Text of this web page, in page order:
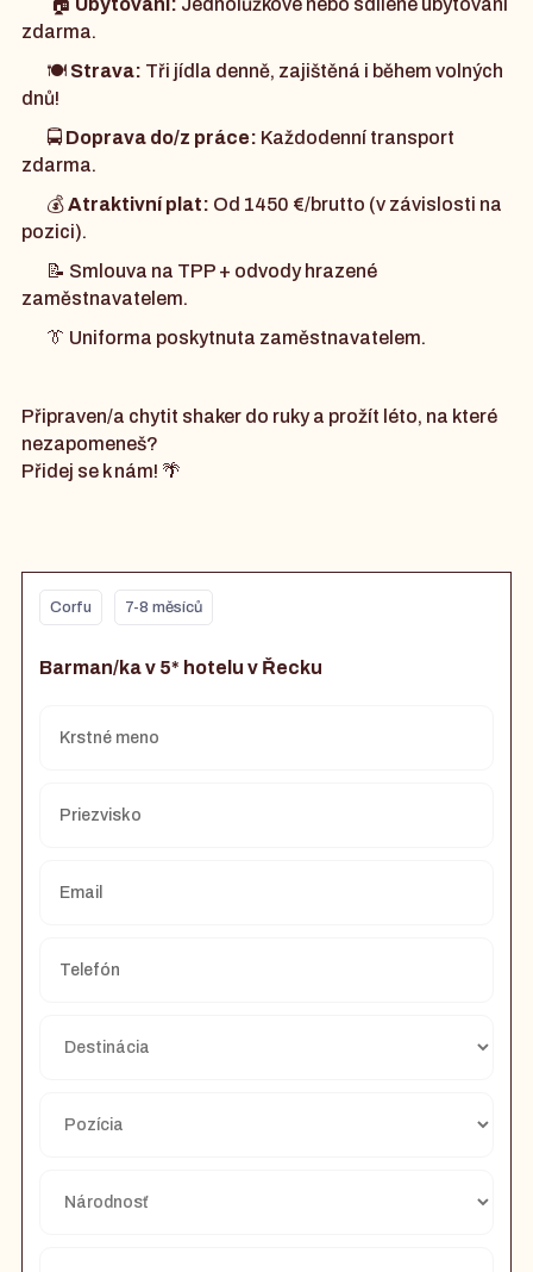
Corfu 7-8 měsíců
Barman/ka v 5* hotelu v Řecku
🏠 Ubytování: Jednolůžkové nebo sdílené ubytování
zdarma.
🍽️ Strava: Tři jídla denně, zajištěná i během volných
dnů!
🚍 Doprava do/z práce: Každodenní transport
zdarma.
💰Atraktivní plat: Od 1450 €/brutto (v závislosti na
pozici).
📝 Smlouva na TPP + odvody hrazené
zaměstnavatelem.
👔 Uniforma poskytnuta zaměstnavatelem.
Připraven/a chytit shaker do ruky a prožít léto, na které
nezapomeneš?
Přidej se k nám! 🌴